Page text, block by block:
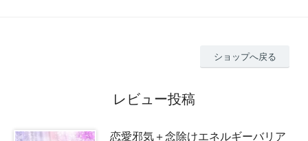
ショップへ戻る
レビュー投稿
恋愛邪気＋念除けエネルギーバリア